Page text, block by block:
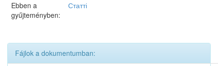
Ebben a
gyűjteményben:
Статті
Fájlok a dokumentumban: